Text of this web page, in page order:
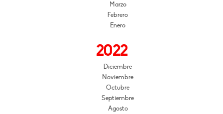
Marzo
Febrero
Enero
2022
Diciembre
Noviembre
Octubre
Septiembre
Agosto